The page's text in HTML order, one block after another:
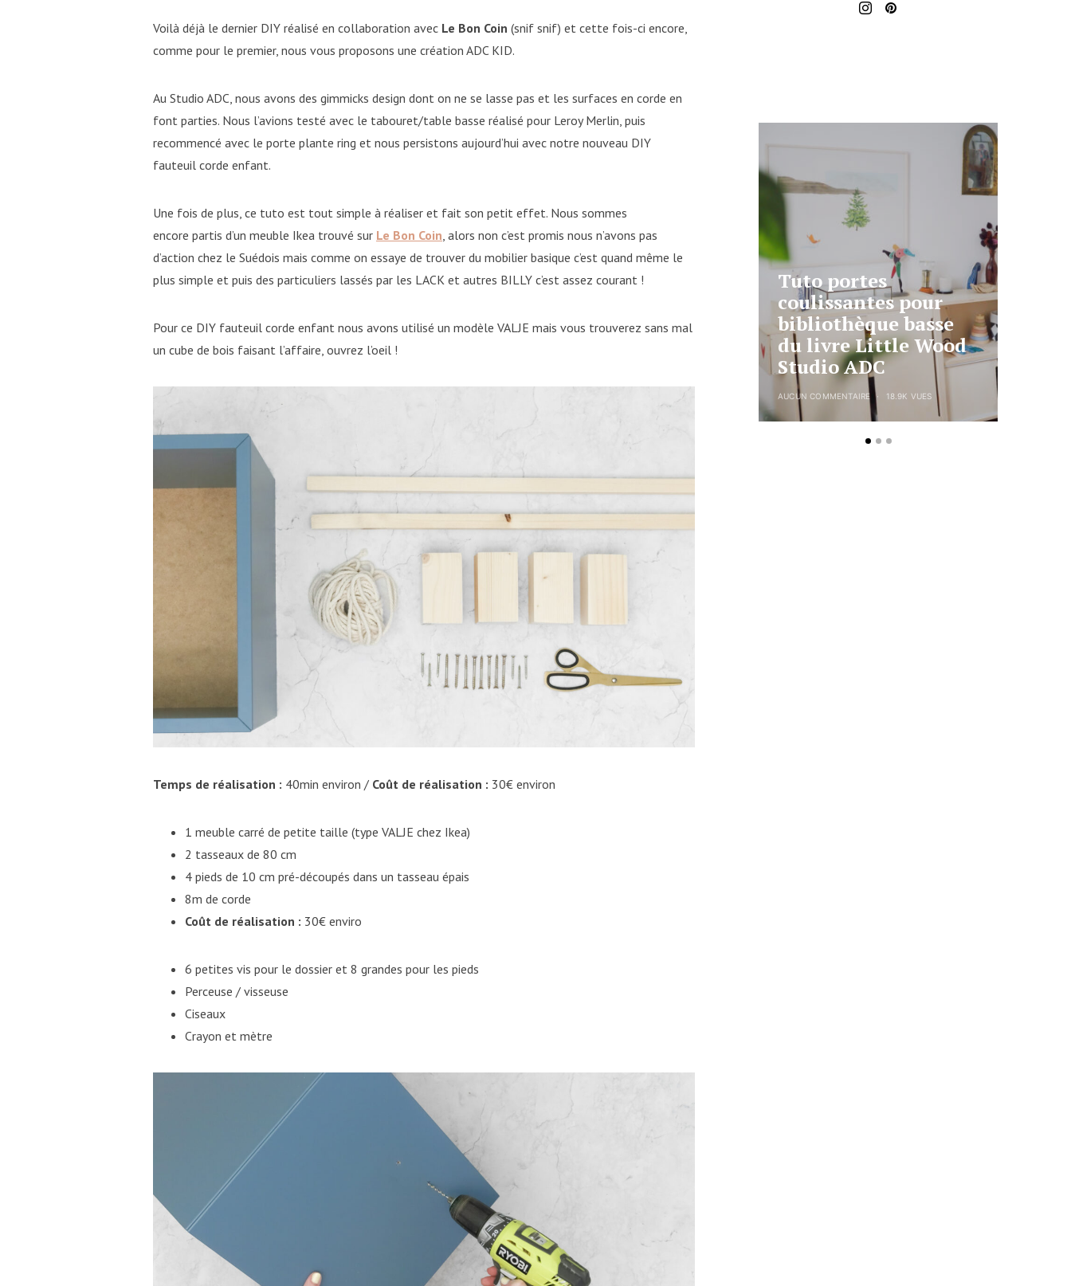
Voilà déjà le dernier DIY réalisé en collaboration avec Le Bon Coin (snif snif) et cette fois-ci encore,
comme pour le premier, nous vous proposons une création ADC KID.
Au Studio ADC, nous avons des gimmicks design dont on ne se lasse pas et les surfaces en corde en
font parties. Nous l’avions testé avec le tabouret/table basse réalisé pour Leroy Merlin, puis
recommencé avec le porte plante ring et nous persistons aujourd’hui avec notre nouveau DIY
fauteuil corde enfant.
Une fois de plus, ce tuto est tout simple à réaliser et fait son petit effet. Nous sommes
encore partis d’un meuble Ikea trouvé sur Le Bon Coin, alors non c’est promis nous n’avons pas
d’action chez le Suédois mais comme on essaye de trouver du mobilier basique c’est quand même le
plus simple et puis des particuliers lassés par les LACK et autres BILLY c’est assez courant !
Pour ce DIY fauteuil corde enfant nous avons utilisé un modèle VALJE mais vous trouverez sans mal
un cube de bois faisant l’affaire, ouvrez l’oeil !
Temps de réalisation : 40min environ / Coût de réalisation : 30€ environ
1 meuble carré de petite taille (type VALJE chez Ikea)
2 tasseaux de 80 cm
4 pieds de 10 cm pré-découpés dans un tasseau épais
8m de corde
Coût de réalisation : 30€ enviro
6 petites vis pour le dossier et 8 grandes pour les pieds
Perceuse / visseuse
Ciseaux
Crayon et mètre
Tuto portes
coulissantes pour
bibliothèque basse
du livre Little Wood
Studio ADC
AUCUN COMMENTAIRE 18.9K VUES